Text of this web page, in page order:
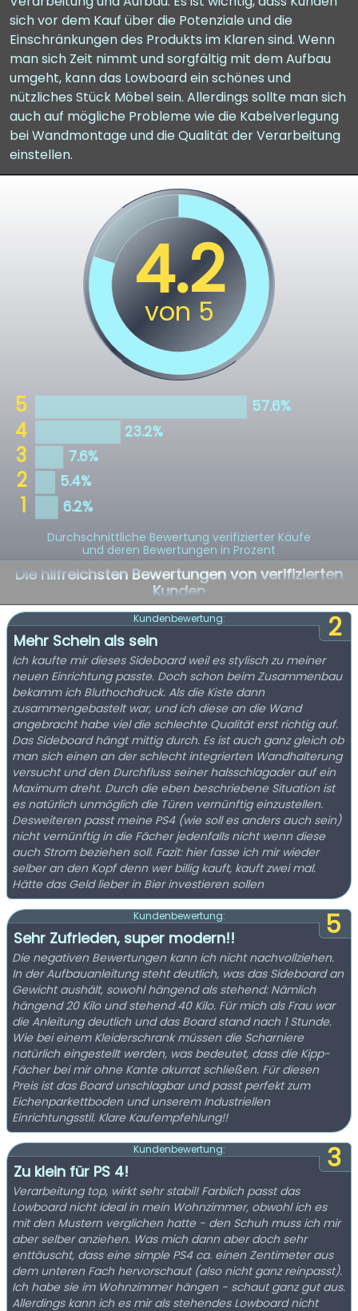
sich vor dem Kauf über die Potenziale und die
Einschränkungen des Produkts im Klaren sind. Wenn
man sich Zeit nimmt und sorgfältig mit dem Aufbau
umgeht, kann das Lowboard ein schönes und
nützliches Stück Möbel sein. Allerdings sollte man sich
auch auf mögliche Probleme wie die Kabelverlegung
bei Wandmontage und die Qualität der Verarbeitung
einstellen.
Durchschnittliche Bewertung verifizierter Käufe
und deren Bewertungen in Prozent
Die hilfreichsten Bewertungen von verifizierten
Kunden
2
Kundenbewertung:
Mehr Schein als sein
Ich kaufte mir dieses Sideboard weil es stylisch zu meiner
neuen Einrichtung passte. Doch schon beim Zusammenbau
bekamm ich Bluthochdruck. Als die Kiste dann
zusammengebastelt war, und ich diese an die Wand
angebracht habe viel die schlechte Qualität erst richtig auf.
Das Sideboard hängt mittig durch. Es ist auch ganz gleich ob
man sich einen an der schlecht integrierten Wandhalterung
versucht und den Durchfluss seiner halsschlagader auf ein
Maximum dreht. Durch die eben beschriebene Situation ist
es natürlich unmöglich die Türen vernünftig einzustellen.
Desweiteren passt meine PS4 (wie soll es anders auch sein)
nicht vernünftig in die Fächer jedenfalls nicht wenn diese
auch Strom beziehen soll. Fazit: hier fasse ich mir wieder
selber an den Kopf denn wer billig kauft, kauft zwei mal.
Hätte das Geld lieber in Bier investieren sollen
5
Kundenbewertung:
Sehr Zufrieden, super modern!!
Die negativen Bewertungen kann ich nicht nachvollziehen.
In der Aufbauanleitung steht deutlich, was das Sideboard an
Gewicht aushält, sowohl hängend als stehend: Nämlich
hängend 20 Kilo und stehend 40 Kilo. Für mich als Frau war
die Anleitung deutlich und das Board stand nach 1 Stunde.
Wie bei einem Kleiderschrank müssen die Scharniere
natürlich eingestellt werden, was bedeutet, dass die Kipp-
Fächer bei mir ohne Kante akurrat schließen. Für diesen
Preis ist das Board unschlagbar und passt perfekt zum
Eichenparkettboden und unserem Industriellen
Einrichtungsstil. Klare Kaufempfehlung!!
3
Kundenbewertung:
Zu klein für PS 4!
Verarbeitung top, wirkt sehr stabil! Farblich passt das
Lowboard nicht ideal in mein Wohnzimmer, obwohl ich es
mit den Mustern verglichen hatte - den Schuh muss ich mir
aber selber anziehen. Was mich dann aber doch sehr
enttäuscht, dass eine simple PS4 ca. einen Zentimeter aus
dem unteren Fach hervorschaut (also nicht ganz reinpasst).
Ich habe sie im Wohnzimmer hängen - schaut ganz gut aus.
Allerdings kann ich es mir als stehendes Lowboard nicht